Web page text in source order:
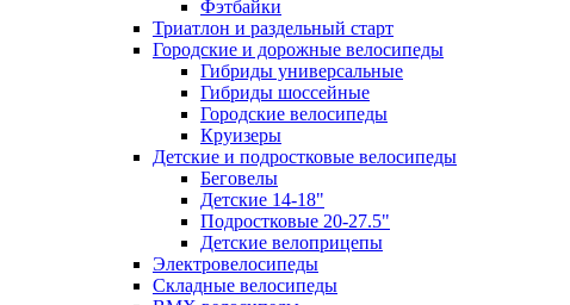
Фэтбайки
Триатлон и раздельный старт
Городские и дорожные велосипеды
Гибриды универсальные
Гибриды шоссейные
Городские велосипеды
Круизеры
Детские и подростковые велосипеды
Беговелы
Детские 14-18"
Подростковые 20-27.5"
Детские велоприцепы
Электровелосипеды
Складные велосипеды